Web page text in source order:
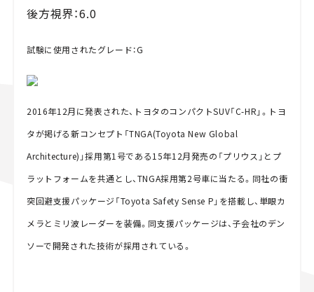
後方視界：6.0
試験に使用されたグレード：G
2016年12月に発表された、トヨタのコンパクトSUV「C-HR」。トヨ
タが掲げる新コンセプト「TNGA(Toyota New Global
Architecture)」採用第1号である15年12月発売の「プリウス」とプ
ラットフォームを共通とし、TNGA採用第2号車に当たる。同社の衝
突回避支援パッケージ「Toyota Safety Sense P」を搭載し、単眼カ
メラとミリ波レーダーを装備。同支援パッケージは、子会社のデン
ソーで開発された技術が採用されている。